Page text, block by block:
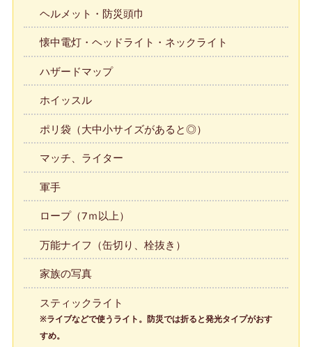
ヘルメット・防災頭巾
懐中電灯・ヘッドライト・ネックライト
ハザードマップ
ホイッスル
ポリ袋（大中小サイズがあると◎）
マッチ、ライター
軍手
ロープ（7ｍ以上）
万能ナイフ（缶切り、栓抜き）
家族の写真
スティックライト
※ライブなどで使うライト。防災では折ると発光タイプがおす
すめ。